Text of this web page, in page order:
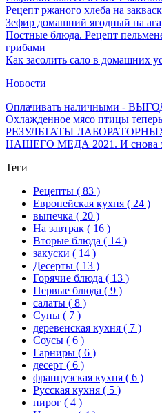
Рецепт ржаного хлеба на
Зефир домашний ягодный на
Постные блюда. Рецепт
грибами
Как засолить сало в домашних
Новости
Оплачивать наличными -
Охлажденное мясо птицы
РЕЗУЛЬТАТЫ
НАШЕГО МЕДА 2021. И снова
Теги
Рецепты ( 83 )
Европейская кухня ( 24 )
выпечка ( 20 )
На завтрак ( 16 )
Вторые блюда ( 14 )
закуски ( 14 )
Десерты ( 13 )
Горячие блюда ( 13 )
Первые блюда ( 9 )
салаты ( 8 )
Супы ( 7 )
деревенская кухня ( 7 )
Соусы ( 6 )
Гарниры ( 6 )
десерт ( 6 )
французская кухня ( 6 )
Русская кухня ( 5 )
пирог ( 4 )